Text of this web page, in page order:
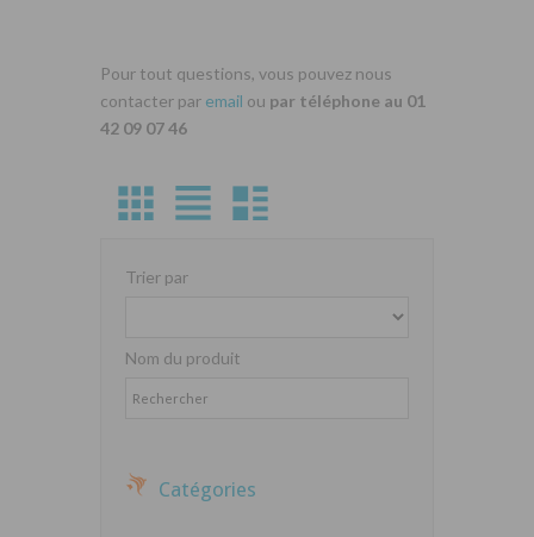
Pour tout questions, vous pouvez nous
contacter par email ou par téléphone au 01
42 09 07 46
Trier par
Nom du produit
Catégories